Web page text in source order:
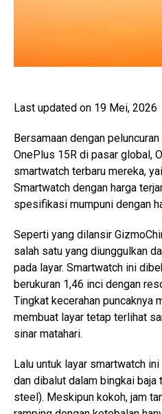
Last updated on 19 Mei, 2026
Bersamaan dengan
OnePlus 15R di pasar global,
smartwatch terbaru mereka,
Smartwatch dengan harga
spesifikasi mumpuni dengan
Seperti yang dilansir
salah satu yang diunggulkan
pada layar. Smartwatch ini
berukuran 1,46 inci dengan
Tingkat kecerahan puncaknya
membuat layar tetap terlihat
sinar matahari.
Lalu untuk layar smartwatch
dan dibalut dalam bingkai
steel). Meskipun kokoh, jam